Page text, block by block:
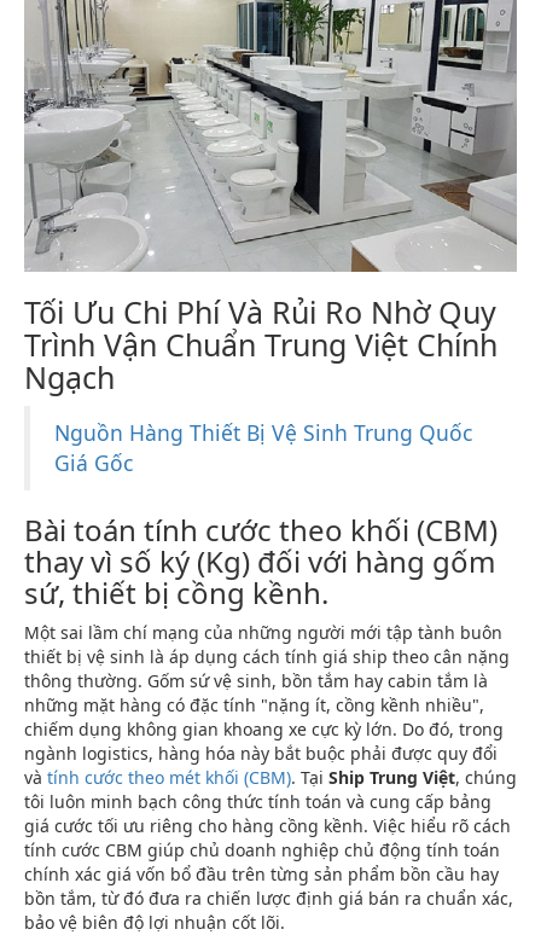
Tối Ưu Chi Phí Và Rủi Ro Nhờ Quy
Trình Vận Chuẩn Trung Việt Chính
Ngạch
Nguồn Hàng Thiết Bị Vệ Sinh Trung Quốc
Giá Gốc
Bài toán tính cước theo khối (CBM)
thay vì số ký (Kg) đối với hàng gốm
sứ, thiết bị cồng kềnh.
Một sai lầm chí mạng của những người mới tập tành buôn
thiết bị vệ sinh là áp dụng cách tính giá ship theo cân nặng
thông thường. Gốm sứ vệ sinh, bồn tắm hay cabin tắm là
những mặt hàng có đặc tính "nặng ít, cồng kềnh nhiều",
chiếm dụng không gian khoang xe cực kỳ lớn. Do đó, trong
ngành logistics, hàng hóa này bắt buộc phải được quy đổi
và tính cước theo mét khối (CBM). Tại Ship Trung Việt, chúng
tôi luôn minh bạch công thức tính toán và cung cấp bảng
giá cước tối ưu riêng cho hàng cồng kềnh. Việc hiểu rõ cách
tính cước CBM giúp chủ doanh nghiệp chủ động tính toán
chính xác giá vốn bổ đầu trên từng sản phẩm bồn cầu hay
bồn tắm, từ đó đưa ra chiến lược định giá bán ra chuẩn xác,
bảo vệ biên độ lợi nhuận cốt lõi.